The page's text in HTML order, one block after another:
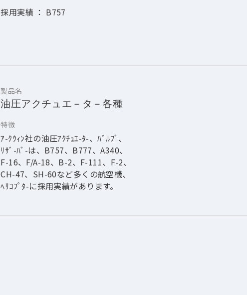
採用実績 ： B757
製品名
油圧アクチュエ－タ－各種
特徴
ｱ-ｸｳｨﾝ社の油圧ｱｸﾁｭｴ-ﾀ-、ﾊﾞﾙﾌﾞ、
ﾘｻﾞ-ﾊﾞ-は、B757、B777、A340、
F-16、F/A-18、B-2、F-111、F-2、
CH-47、SH-60など多くの航空機、
ﾍﾘｺﾌﾟﾀ-に採用実績があります。